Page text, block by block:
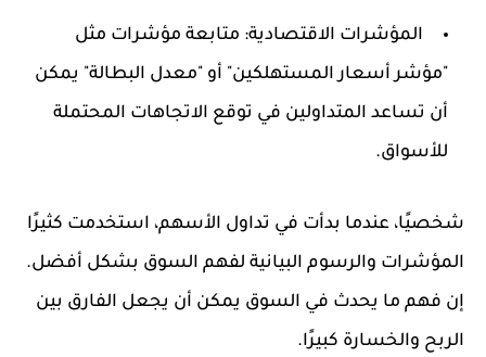
المؤشرات الاقتصادية: متابعة مؤشرات مثل
"مؤشر أسعار المستهلكين" أو "معدل البطالة" يمكن
أن تساعد المتداولين في توقع الاتجاهات المحتملة
للأسواق.
شخصيًا، عندما بدأت في تداول الأسهم، استخدمت كثيرًا
المؤشرات والرسوم البيانية لفهم السوق بشكل أفضل.
إن فهم ما يحدث في السوق يمكن أن يجعل الفارق بين
الربح والخسارة كبيرًا.